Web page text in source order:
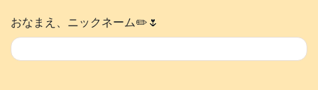
おなまえ、ニックネーム✏️🌷